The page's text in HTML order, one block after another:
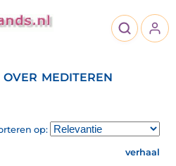
mediteren
op:
verhaal